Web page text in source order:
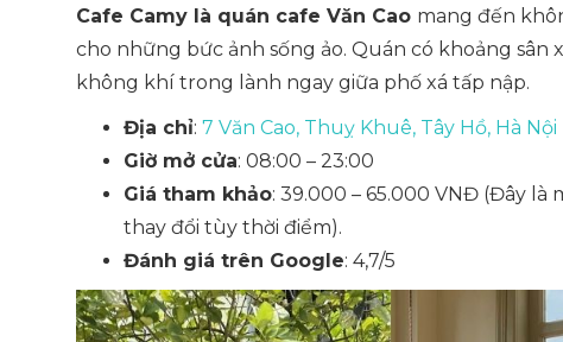
Cafe Camy là quán cafe Văn Cao mang đến
cho những bức ảnh sống ảo. Quán có khoảng
không khí trong lành ngay giữa phố xá tấp nập.
Địa chỉ: 7 Văn Cao, Thuỵ Khuê, Tây Hồ, Hà Nội
Giờ mở cửa: 08:00 – 23:00
Giá tham khảo: 39.000 – 65.000 VNĐ (Đây là
thay đổi tùy thời điểm).
Đánh giá trên Google: 4,7/5